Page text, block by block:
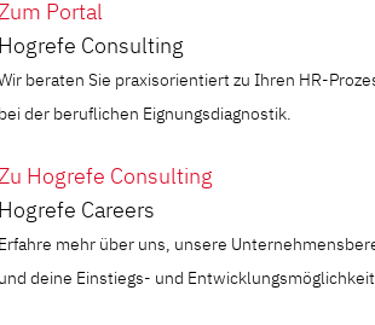
Portal
Consulting
beraten Sie praxisorientiert zu Ihren HR-
der beruflichen Eignungsdiagnostik.
Hogrefe Consulting
Careers
mehr über uns, unsere
deine Einstiegs- und